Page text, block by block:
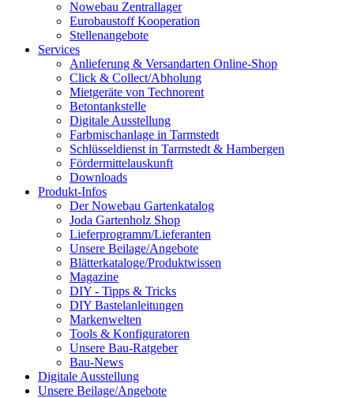
Nowebau Zentrallager
Eurobaustoff Kooperation
Stellenangebote
Services
Anlieferung & Versandarten Online-Shop
Click & Collect/Abholung
Mietgeräte von Technorent
Betontankstelle
Digitale Ausstellung
Farbmischanlage in Tarmstedt
Schlüsseldienst in Tarmstedt & Hambergen
Fördermittelauskunft
Downloads
Produkt-Infos
Der Nowebau Gartenkatalog
Joda Gartenholz Shop
Lieferprogramm/Lieferanten
Unsere Beilage/Angebote
Blätterkataloge/Produktwissen
Magazine
DIY - Tipps & Tricks
DIY Bastelanleitungen
Markenwelten
Tools & Konfiguratoren
Unsere Bau-Ratgeber
Bau-News
Digitale Ausstellung
Unsere Beilage/Angebote